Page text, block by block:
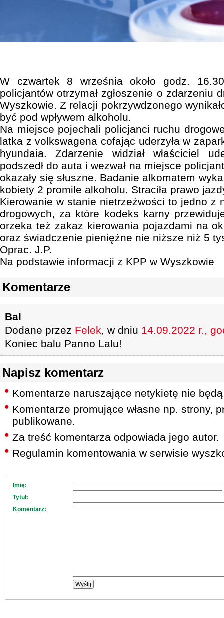
W czwartek 8 września około godz.
policjantów otrzymał zgłoszenie o zdarzeniu
Wyszkowie. Z relacji pokrzywdzonego
być pod wpływem alkoholu.
Na miejsce pojechali policjanci ruchu
latka z volkswagena cofając uderzyła w
hyundaia. Zdarzenie widział właściciel
podszedł do auta i wezwał na miejsce
okazały się słuszne. Badanie alkomatem
kobiety 2 promile alkoholu. Straciła prawo
Kierowanie w stanie nietrzeźwości to jedno z
drogowych, za które kodeks karny
orzeka też zakaz kierowania pojazdami na
oraz świadczenie pieniężne nie niższe niż 5
Oprac. J.P.
Na podstawie informacji z KPP w Wyszkowie
Komentarze
Bal
Dodane przez Felek, w dniu 14.09.2022 r.,
Koniec balu Panno Lalu!
Napisz komentarz
Komentarze naruszające netykietę nie
Komentarze promujące własne np. strony,
publikowane.
Za treść komentarza odpowiada jego autor.
Regulamin komentowania w serwisie
Imię:
Tytuł:
Komentarz: